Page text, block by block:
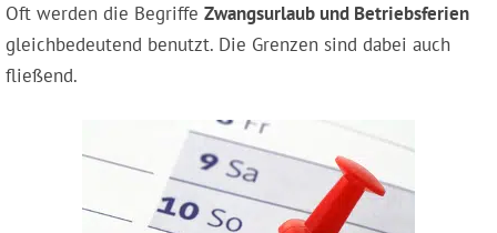
Oft werden die Begriffe Zwangsurlaub und Betriebsferien
gleichbedeutend benutzt. Die Grenzen sind dabei auch
fließend.